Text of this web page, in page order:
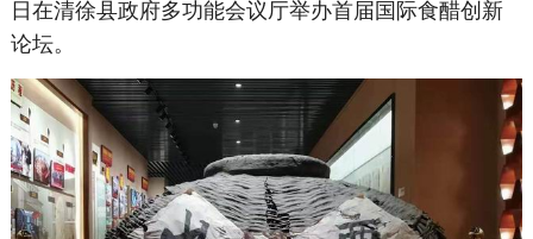
日在清徐县政府多功能会议厅举办首届国际食醋创新
论坛。